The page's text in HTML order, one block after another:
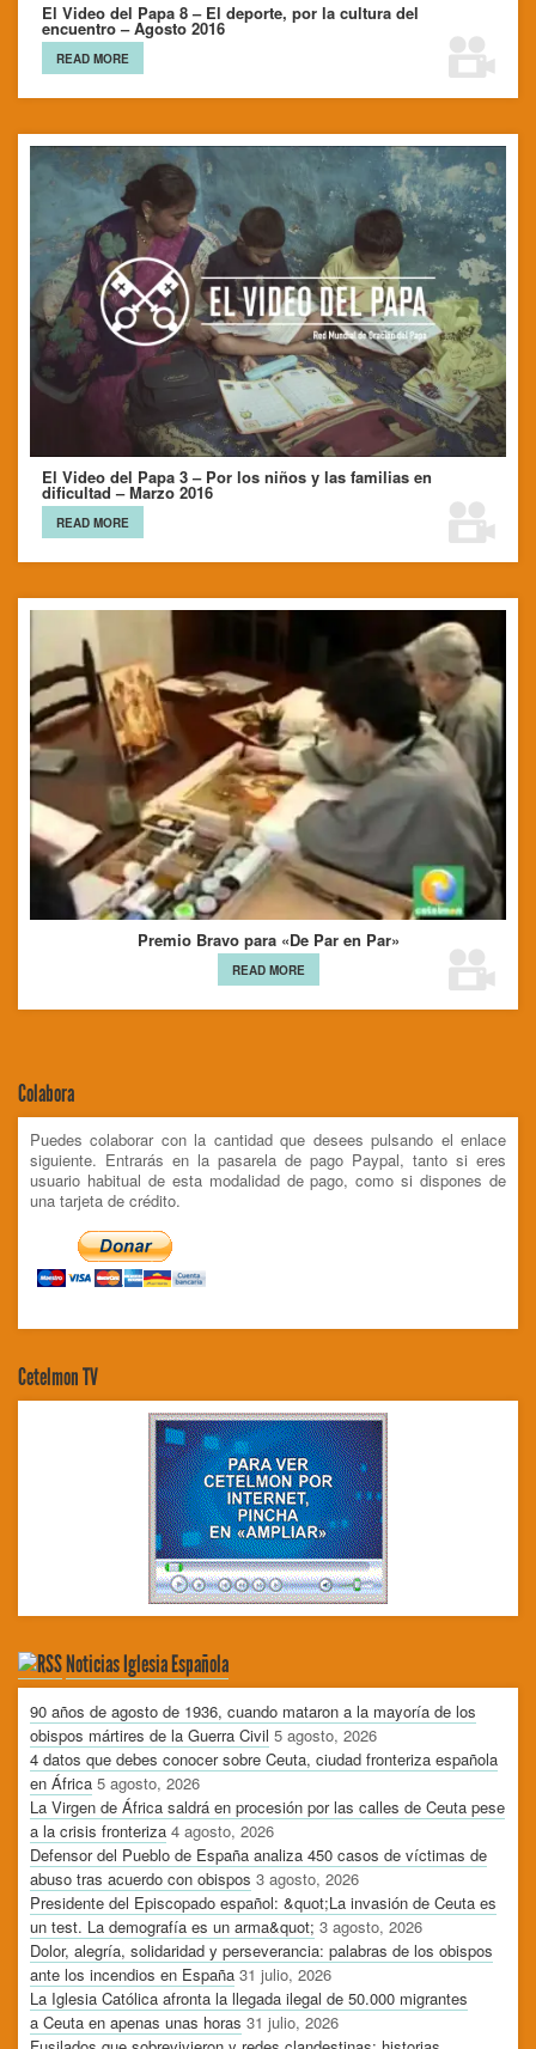
El Video del Papa 8 – El deporte, por la cultura del
encuentro – Agosto 2016
READ MORE
El Video del Papa 3 – Por los niños y las familias en
dificultad – Marzo 2016
READ MORE
Premio Bravo para «De Par en Par»
READ MORE
Colabora
Puedes colaborar con la cantidad que desees pulsando el enlace
siguiente. Entrarás en la pasarela de pago Paypal, tanto si eres
usuario habitual de esta modalidad de pago, como si dispones de
una tarjeta de crédito.
Cetelmon TV
Noticias Iglesia Española
90 años de agosto de 1936, cuando mataron a la mayoría de los
obispos mártires de la Guerra Civil 5 agosto, 2026
4 datos que debes conocer sobre Ceuta, ciudad fronteriza española
en África 5 agosto, 2026
La Virgen de África saldrá en procesión por las calles de Ceuta pese
a la crisis fronteriza 4 agosto, 2026
Defensor del Pueblo de España analiza 450 casos de víctimas de
abuso tras acuerdo con obispos 3 agosto, 2026
Presidente del Episcopado español: &quot;La invasión de Ceuta es
un test. La demografía es un arma&quot; 3 agosto, 2026
Dolor, alegría, solidaridad y perseverancia: palabras de los obispos
ante los incendios en España 31 julio, 2026
La Iglesia Católica afronta la llegada ilegal de 50.000 migrantes
a Ceuta en apenas unas horas 31 julio, 2026